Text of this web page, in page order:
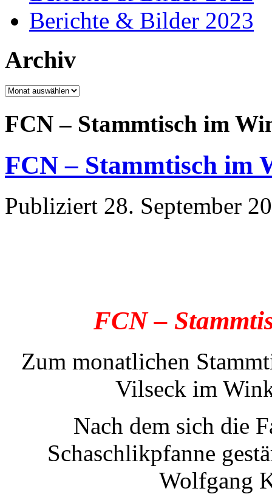
Berichte & Bilder 2023
Archiv
Archiv
FCN – Stammtisch im
FCN – Stammtisch im
Publiziert 28. September
FCN –
Zum monatlichen
Vilseck im
Nach dem sich die
Schaschlikpfanne
Wolfgang